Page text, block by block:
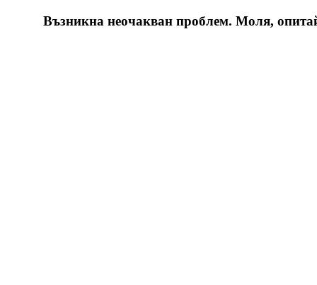
Възникна неочакван проблем. Моля,